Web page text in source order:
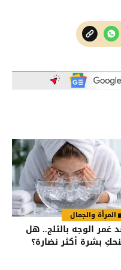
المرأة والجمال
غمر الوجه بالثلج.. هل
بشرة أكثر نضارة؟